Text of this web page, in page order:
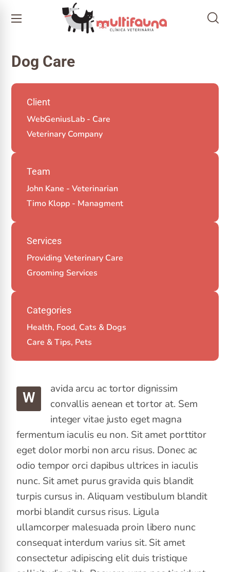
Dog Care
Client
WebGeniusLab - Care
Veterinary Company
Team
John Kane - Veterinarian
Timo Klopp - Managment
Services
Providing Veterinary Care
Grooming Services
Categories
Health, Food, Cats & Dogs
Care & Tips, Pets
W
avida arcu ac tortor dignissim
convallis aenean et tortor at. Sem
integer vitae justo eget magna
fermentum iaculis eu non. Sit amet porttitor
eget dolor morbi non arcu risus. Donec ac
odio tempor orci dapibus ultrices in iaculis
nunc. Sit amet purus gravida quis blandit
turpis cursus in. Aliquam vestibulum blandit
morbi blandit cursus risus. Ligula
ullamcorper malesuada proin libero nunc
consequat interdum varius sit. Sit amet
consectetur adipiscing elit duis tristique